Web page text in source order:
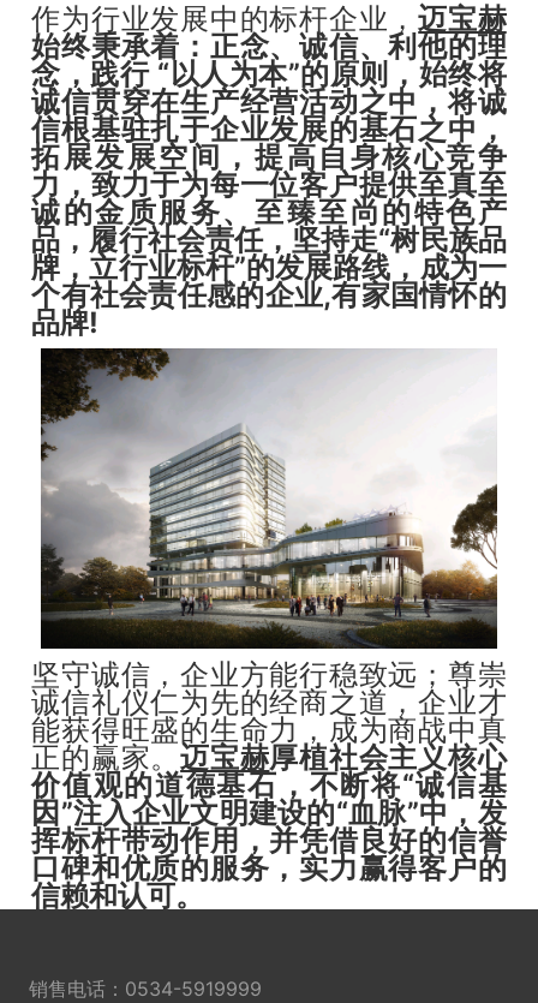
作为行业发展中的标杆企业，迈宝赫
始终秉承着：正念、诚信、利他的理
念，践行 “以人为本”的原则，始终将
诚信贯穿在生产经营活动之中，将诚
信根基驻扎于企业发展的基石之中，
拓展发展空间，提高自身核心竞争
力，致力于为每一位客户提供至真至
诚的金质服务、至臻至尚的特色产
品，履行社会责任，坚持走“树民族品
牌，立行业标杆”的发展路线，成为一
个有社会责任感的企业,有家国情怀的
品牌!
坚守诚信，企业方能行稳致远；尊崇
诚信礼仪仁为先的经商之道，企业才
能获得旺盛的生命力，成为商战中真
正的赢家。迈宝赫厚植社会主义核心
价值观的道德基石，不断将“诚信基
因”注入企业文明建设的“血脉”中，发
挥标杆带动作用，并凭借良好的信誉
口碑和优质的服务，实力赢得客户的
信赖和认可。
销售电话： 0534-5919999